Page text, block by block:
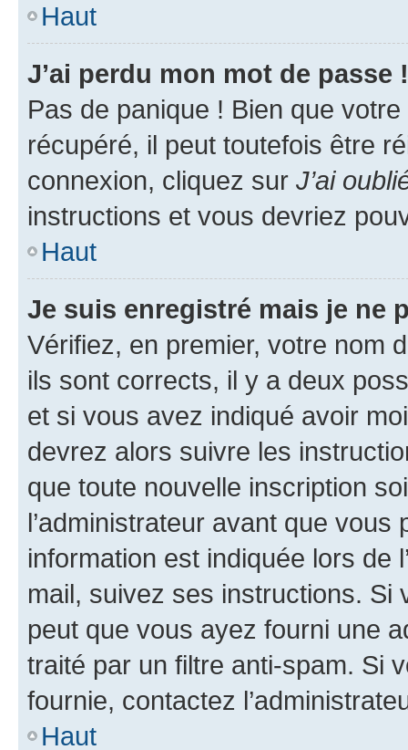
Haut
J’ai perdu mon mot de passe !
Pas de panique ! Bien que
récupéré, il peut toutefois être
connexion, cliquez sur J’ai
instructions et vous devriez
Haut
Je suis enregistré mais je ne
Vérifiez, en premier, votre nom
ils sont corrects, il y a deux
et si vous avez indiqué avoir
devrez alors suivre les
que toute nouvelle inscription
l’administrateur avant que
information est indiquée lors de
mail, suivez ses instructions. Si
peut que vous ayez fourni une
traité par un filtre anti-spam. Si
fournie, contactez
Haut